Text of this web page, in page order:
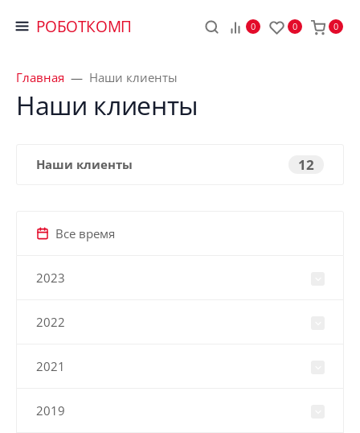
РОБОТКОМП 0 0 0
Главная Наши клиенты
Наши клиенты
Наши клиенты 12
Все время
2023
2022
2021
2019